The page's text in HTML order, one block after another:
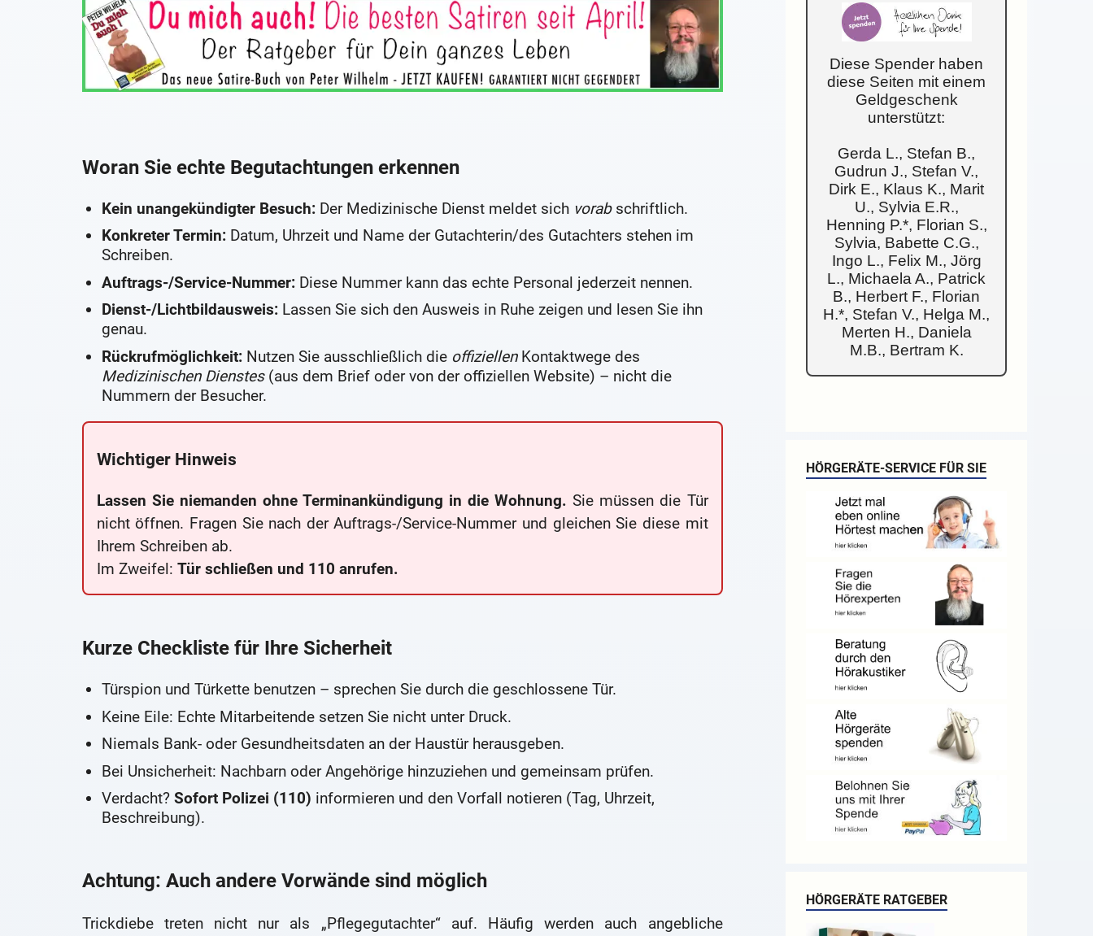
Woran Sie echte Begutachtungen erkennen
Kein unangekündigter Besuch:Der Medizinische Dienst meldet sich vorabschriftlich.
Konkreter Termin:Datum, Uhrzeit und Name der Gutachterin/des Gutachters stehen im
Schreiben.
Auftrags-/Service-Nummer:Diese Nummer kann das echte Personal jederzeit nennen.
Dienst-/Lichtbildausweis:Lassen Sie sich den Ausweis in Ruhe zeigen und lesen Sie ihn
genau.
Rückrufmöglichkeit:Nutzen Sie ausschließlich die offiziellenKontaktwege des
Medizinischen Dienstes(aus dem Brief oder von der offiziellen Website) – nicht die
Nummern der Besucher.
Wichtiger Hinweis
Lassen Sie niemanden ohne Terminankündigung in die Wohnung. Sie müssen die Tür
nicht öffnen. Fragen Sie nach der Auftrags-/Service-Nummer und gleichen Sie diese mit
Ihrem Schreiben ab.
Im Zweifel: Tür schließen und 110 anrufen.
Kurze Checkliste für Ihre Sicherheit
Türspion und Türkette benutzen – sprechen Sie durch die geschlossene Tür.
Keine Eile: Echte Mitarbeitende setzen Sie nicht unter Druck.
Niemals Bank- oder Gesundheitsdaten an der Haustür herausgeben.
Bei Unsicherheit: Nachbarn oder Angehörige hinzuziehen und gemeinsam prüfen.
Verdacht? Sofort Polizei (110) informieren und den Vorfall notieren (Tag, Uhrzeit,
Beschreibung).
Achtung: Auch andere Vorwände sind möglich
Trickdiebe treten nicht nur als „Pflegegutachter“ auf. Häufig werden auch angebliche
Diese Spender haben
diese Seiten mit einem
Geldgeschenk
unterstützt:
Gerda L., Stefan B.,
Gudrun J., Stefan V.,
Dirk E., Klaus K., Marit
U., Sylvia E.R.,
Henning P.*, Florian S.,
Sylvia, Babette C.G.,
Ingo L., Felix M., Jörg
L., Michaela A., Patrick
B., Herbert F., Florian
H.*, Stefan V., Helga M.,
Merten H., Daniela
M.B., Bertram K.
HÖRGERÄTE-SERVICE FÜR SIE
HÖRGERÄTE RATGEBER